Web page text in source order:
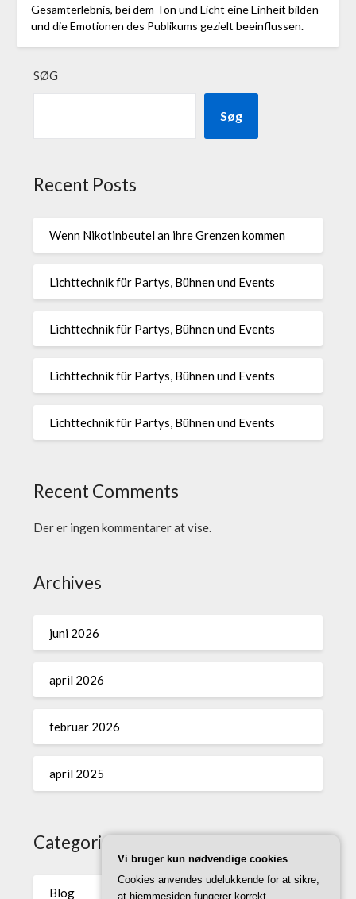
Gesamterlebnis, bei dem Ton und Licht eine Einheit bilden
und die Emotionen des Publikums gezielt beeinflussen.
SØG
Søg
Recent Posts
Wenn Nikotinbeutel an ihre Grenzen kommen
Lichttechnik für Partys, Bühnen und Events
Lichttechnik für Partys, Bühnen und Events
Lichttechnik für Partys, Bühnen und Events
Lichttechnik für Partys, Bühnen und Events
Recent Comments
Der er ingen kommentarer at vise.
Archives
juni 2026
april 2026
februar 2026
april 2025
Categories
Blog
Vi bruger kun nødvendige cookies
Cookies anvendes udelukkende for at sikre,
at hjemmesiden fungerer korrekt.